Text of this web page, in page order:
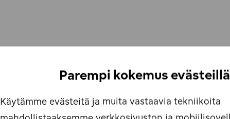
Parempi kokemus evästeillä
Käytämme evästeitä ja muita vastaavia tekniikoita